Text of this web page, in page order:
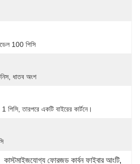
100 পিসি
ধাতব অংশ
পিসি, তারপরে একটি বাইরের কার্টনে।
কাস্টমাইজযোগ্য ফোরজড কার্বন ফাইবার আংটি